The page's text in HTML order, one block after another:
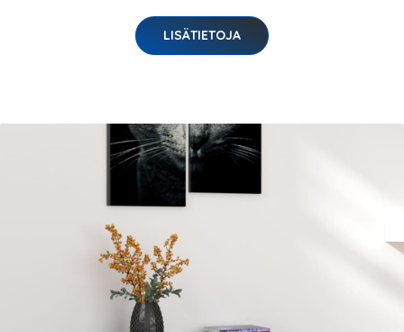
LISÄTIETOJA